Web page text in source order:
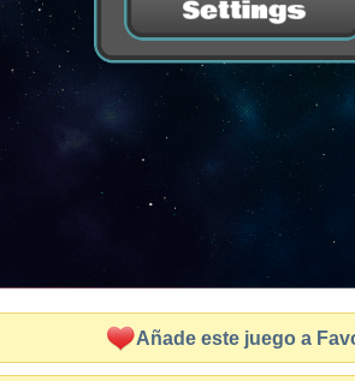
Añade este juego a